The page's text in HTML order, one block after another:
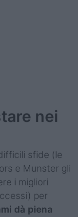
nei
sfide (le
e Munster gli
i migliori
per
dà piena